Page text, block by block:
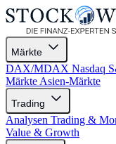
Märkte
DAX/MDAX Nasdaq
Märkte Asien-Märkte
Trading
Analysen Trading &
Value & Growth